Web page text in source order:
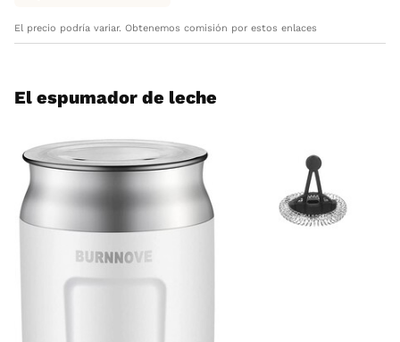
El precio podría variar. Obtenemos comisión por estos enlaces
El espumador de leche